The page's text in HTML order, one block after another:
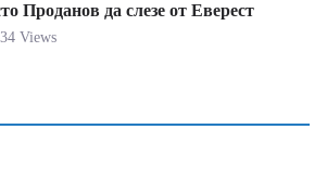
Проданов да слезе от Еверест
Views